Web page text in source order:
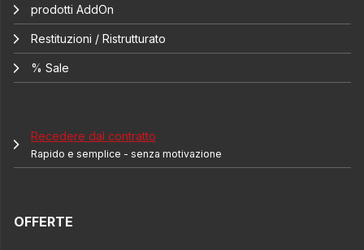
prodotti AddOn
Restituzioni / Ristrutturato
% Sale
Recedere dal contratto
Rapido e semplice - senza motivazione
OFFERTE